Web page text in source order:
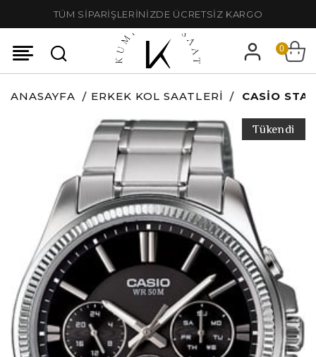
TÜM SİPARİŞLERİNİZDE ÜCRETSİZ KARGO
0
ANASAYFA ERKEK KOL SAATLERI CASIO
Tükendi